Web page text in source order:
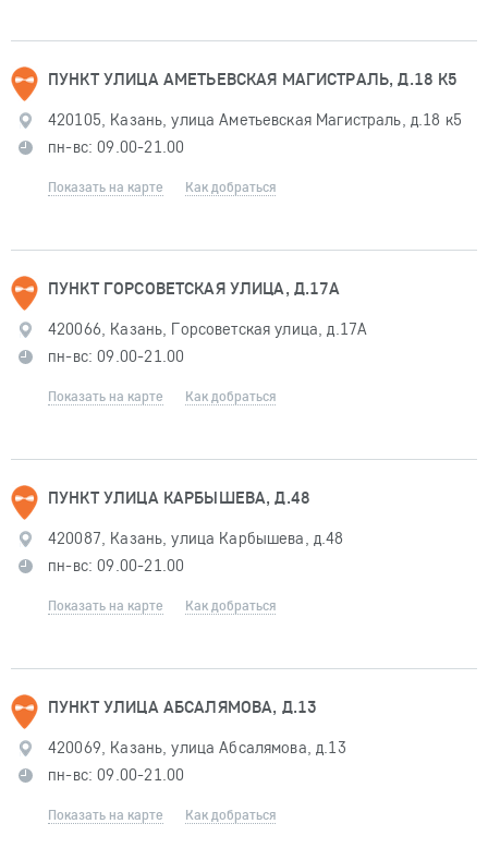
ПУНКТ УЛИЦА АМЕТЬЕВСКАЯ МАГИСТРАЛЬ, Д.18 К5
420105, Казань, улица Аметьевская Магистраль, д.18 к5
пн-вс: 09.00-21.00
Показать на карте Как добраться
ПУНКТ ГОРСОВЕТСКАЯ УЛИЦА, Д.17А
420066, Казань, Горсоветская улица, д.17А
пн-вс: 09.00-21.00
Показать на карте Как добраться
ПУНКТ УЛИЦА КАРБЫШЕВА, Д.48
420087, Казань, улица Карбышева, д.48
пн-вс: 09.00-21.00
Показать на карте Как добраться
ПУНКТ УЛИЦА АБСАЛЯМОВА, Д.13
420069, Казань, улица Абсалямова, д.13
пн-вс: 09.00-21.00
Показать на карте Как добраться